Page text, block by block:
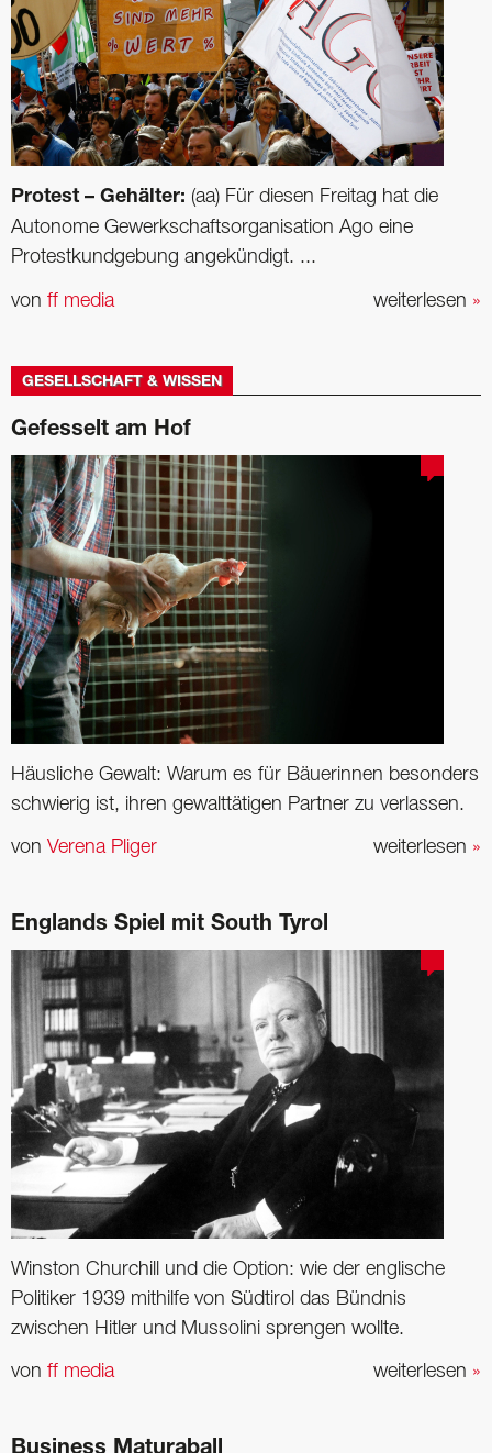
Protest – Gehälter: (aa) Für diesen Freitag hat die
Autonome Gewerkschaftsorganisation Ago eine
Protestkundgebung angekündigt. ...
weiterlesen »
von ff media
GESELLSCHAFT & WISSEN
Gefesselt am Hof
Häusliche Gewalt: Warum es für Bäuerinnen ­besonders
­schwierig ist, ihren ­gewalttätigen Partner zu verlassen.
weiterlesen »
von Verena Pliger
Englands Spiel mit South Tyrol
Winston Churchill und die Option: wie der englische
Politiker 1939 mithilfe von Südtirol das Bündnis
zwischen Hitler und Mussolini sprengen wollte.
weiterlesen »
von ff media